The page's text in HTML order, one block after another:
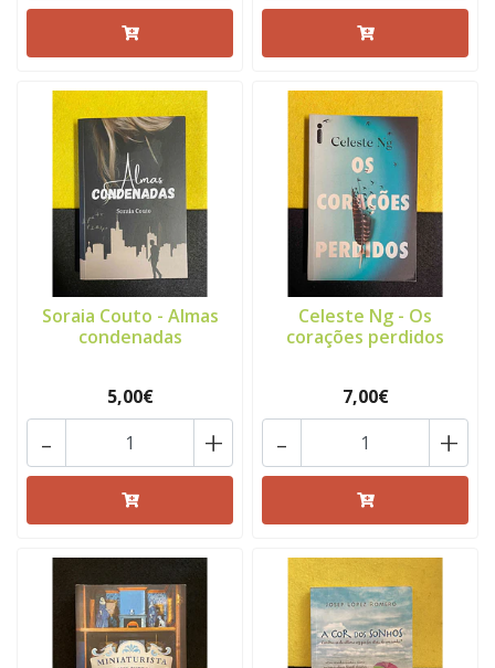
Soraia Couto - Almas
condenadas
5,00€
+
-
Celeste Ng - Os
corações perdidos
7,00€
+
-